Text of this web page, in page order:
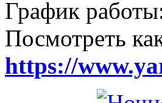
График
Посмотреть
https://